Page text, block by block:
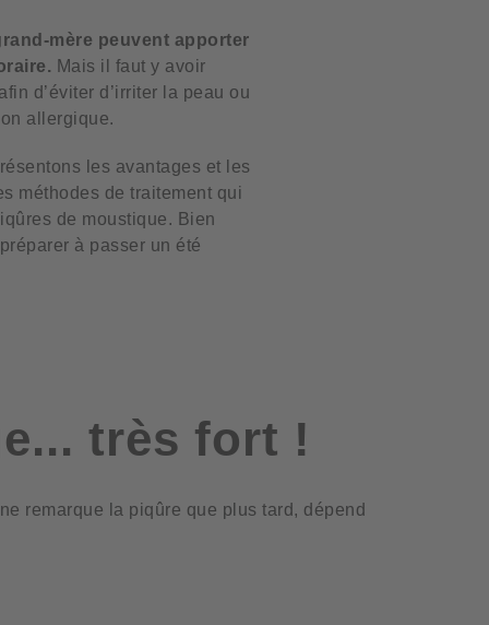
mère peuvent apporter
Mais il faut y avoir
d’éviter d’irriter la peau ou
allergique.
les avantages et les
méthodes de traitement qui
de moustique. Bien
à passer un été
très fort !
remarque la piqûre que plus tard, dépend